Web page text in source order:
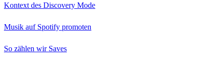
Kontext des Discovery Mode
Musik auf Spotify promoten
So zählen wir Saves